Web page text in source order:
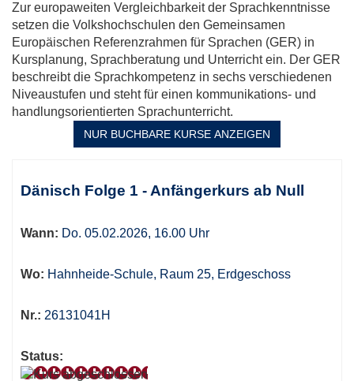
Zur europaweiten Vergleichbarkeit der Sprachkenntnisse
setzen die Volkshochschulen den Gemeinsamen
Europäischen Referenzrahmen für Sprachen (GER) in
Kursplanung, Sprachberatung und Unterricht ein. Der GER
beschreibt die Sprachkompetenz in sechs verschiedenen
Niveaustufen und steht für einen kommunikations- und
handlungsorientierten Sprachunterricht.
NUR BUCHBARE KURSE ANZEIGEN
Tabellenüberschriften
werden.
Dänisch Folge 1 - Anfängerkurs ab Null
Wann: Do. 05.02.2026, 16.00 Uhr
Wo: Hahnheide-Schule, Raum 25, Erdgeschoss
Nr.: 26131041H
Status: